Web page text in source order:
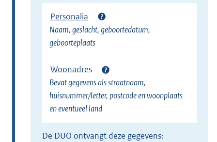
l
n
Personalia
Naam, geslacht, geboortedatum,
geboorteplaats
Woonadres
Bevat gegevens als straatnaam,
huisnummer/letter, postcode en woonplaats
en eventueel land
de DUO ontvangt deze gegevens: